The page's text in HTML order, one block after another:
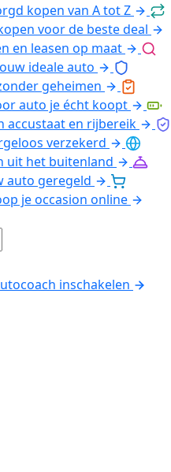
kopen van A tot Z
voor de beste deal
en leasen op maat
ideale auto
geheimen
auto je écht koopt
accustaat en rijbereik
verzekerd
uit het buitenland
auto geregeld
je occasion online
inschakelen